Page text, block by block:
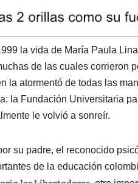
la vida de María Paula
de las cuales corrieron
la atormentó de todas las
la Fundación Universitaria
le volvió a sonreír.
su padre, el reconocido
de la educación